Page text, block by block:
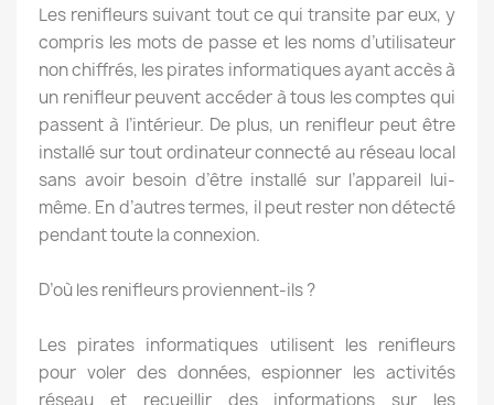
Les renifleurs suivant tout ce qui transite par eux, y
compris les mots de passe et les noms d’utilisateur
non chiffrés, les pirates informatiques ayant accès à
un renifleur peuvent accéder à tous les comptes qui
passent à l’intérieur. De plus, un renifleur peut être
installé sur tout ordinateur connecté au réseau local
sans avoir besoin d’être installé sur l’appareil lui-
même. En d’autres termes, il peut rester non détecté
pendant toute la connexion.
D’où les renifleurs proviennent-ils ?
Les pirates informatiques utilisent les renifleurs
pour voler des données, espionner les activités
réseau et recueillir des informations sur les